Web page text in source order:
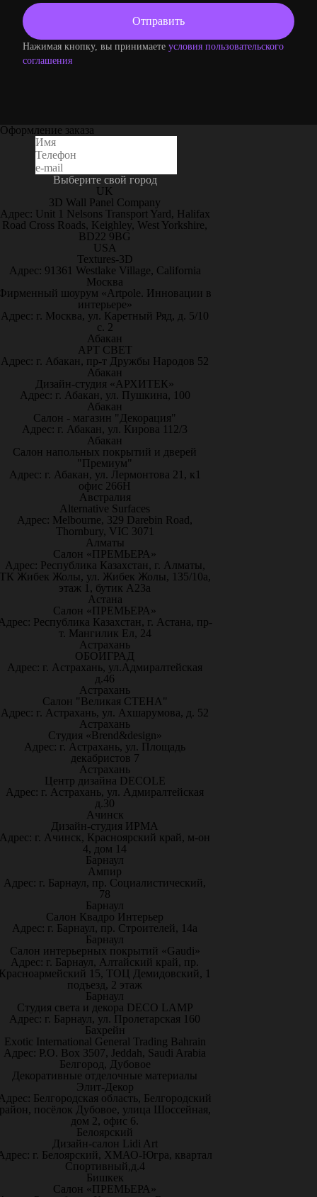
Нажимая кнопку, вы принимаете условия пользовательского
соглашения
Оформление заказа
Выберите свой город
UK
3D Wall Panel Company
Адрес: Unit 1 Nelsons Transport Yard, Halifax
Road Cross Roads, Keighley, West Yorkshire,
BD22 9BG
USA
Textures-3D
Адрес: 91361 Westlake Village, California
Москва
шоурум «Artpole. Инновации в
интерьере»
Адрес: г. Москва, ул. Каретный Ряд, д. 5/10
с. 2
Абакан
АРТ СВЕТ
Адрес: г. Абакан, пр-т Дружбы Народов 52
Абакан
Дизайн-студия «АРХИТЕК»
Адрес: г. Абакан, ул. Пушкина, 100
Абакан
Салон - магазин "Декорация"
Адрес: г. Абакан, ул. Кирова 112/3
Абакан
Салон напольных покрытий и дверей
"Премиум"
Адрес: г. Абакан, ул. Лермонтова 21, к1
офис 266Н
Австралия
Alternative Surfaces
Адрес: Melbourne, 329 Darebin Road,
Thornbury, VIC 3071
Алматы
Салон «ПРЕМЬЕРА»
Адрес: Республика Казахстан, г. Алматы,
Жибек Жолы, ул. Жибек Жолы, 135/10а,
этаж 1, бутик А23а
Астана
Салон «ПРЕМЬЕРА»
Республика Казахстан, г. Астана, пр-
т. Мангилик Ел, 24
Астрахань
ОБОИГРАД
Адрес: г. Астрахань, ул.Адмиралтейская
д.46
Астрахань
Салон "Великая СТЕНА"
Адрес: г. Астрахань, ул. Ахшарумова, д. 52
Астрахань
Студия «Brend&design»
Адрес: г. Астрахань, ул. Площадь
декабристов 7
Астрахань
Центр дизайна DECOLE
Адрес: г. Астрахань, ул. Адмиралтейская
д.30
Ачинск
Дизайн-студия ИРМА
Адрес: г. Ачинск, Красноярский край, м-он
4, дом 14
Барнаул
Ампир
Адрес: г. Барнаул, пр. Социалистический,
78
Барнаул
Салон Квадро Интерьер
Адрес: г. Барнаул, пр. Строителей, 14а
Барнаул
Салон интерьерных покрытий «Gaudi»
Адрес: г. Барнаул, Алтайский край, пр.
15, ТОЦ Демидовский, 1
подъезд, 2 этаж
Барнаул
Студия света и декора DECO LAMP
Адрес: г. Барнаул, ул. Пролетарская 160
Бахрейн
Exotic International General Trading Bahrain
Адрес: P.O. Box 3507, Jeddah, Saudi Arabia
Белгород, Дубовое
Декоративные отделочные материалы
Элит-Декор
Белгородская область, Белгородский
посёлок Дубовое, улица Шоссейная,
дом 2, офис 6.
Белоярский
Дизайн-салон Lidi Art
г. Белоярский, ХМАО-Югра, квартал
Спортивный,д.4
Бишкек
Салон «ПРЕМЬЕРА»